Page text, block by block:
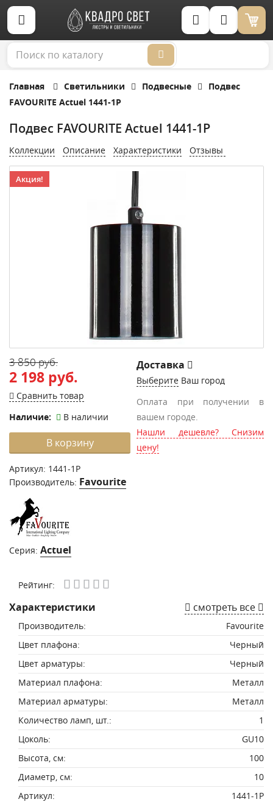
Корзина (0)
Главная Светильники Подвесные
Подвес
FAVOURITE Actuel 1441-1P
Подвес FAVOURITE Actuel 1441-1P
Коллекции Описание Характеристики Отзывы
Акция!
3 850 руб.
2 198 руб.
Сравнить товар
Наличие:
В наличии
В корзину
Артикул: 1441-1P
Производитель: Favourite
Серия: Actuel
Доставка
Выберите Ваш город
Оплата при получении в
вашем городе.
Нашли дешевле? Снизим
цену!
Рейтинг:
Характеристики смотреть все
Производитель:
Favourite
Цвет плафона:
Черный
Цвет арматуры:
Черный
Материал плафона:
Металл
Материал арматуры:
Металл
Количество ламп, шт.:
1
Цоколь:
GU10
Высота, см:
100
Диаметр, см:
10
Артикул:
1441-1P